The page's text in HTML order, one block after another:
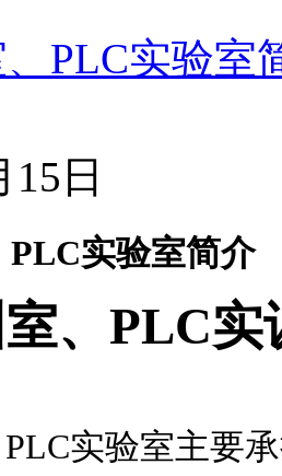
PLC实验室
15日
实验室简介
、PLC实
实验室主要